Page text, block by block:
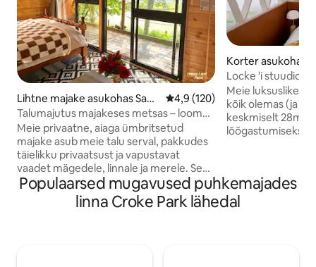
Lihtne majake asukohas Sagg
art
Keskmine hinnang 4,9/5, 120
4,9 (120)
Talumajutus majakeses metsas – loomad
ja loodus
Meie privaatne, aiaga ümbritsetud
majake asub meie talu serval, pakkudes
täielikku privaatsust ja vapustavat
vaadet mägedele, linnale ja merele. Seal
on kuum dušš, kohvimasin, filtreeritud
vesi, veekeetja, gaasikütteseade,
elektriline tekk, minikülmik,
Korter asukohas
Locke 'i stuudio
Meie luksuslikes
kõik olemas (ja
keskmiselt 28m ² ruumi.
lõõgastumiseks,
köök, kus on
pesumasin/
palju disainer
Populaarsed mugavused puhkemajades
linna Croke Park lähedal